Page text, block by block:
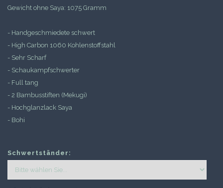
Gewicht ohne Saya: 1075 Gramm
- Handgeschmiedete schwert
- High Carbon 1060 Kohlenstoffstahl
- Sehr Scharf
- Schaukampfschwerter
- Full tang
- 2 Bambusstiften (Mekugi)
- Hochglanzlack Saya
- Bohi
Schwertständer: